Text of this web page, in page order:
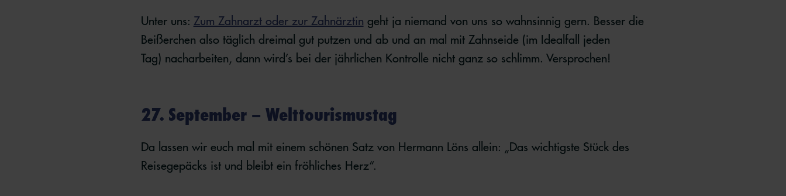
Unter uns: Zum Zahnarzt oder zur Zahnärztin geht ja niemand von uns so wahnsinnig gern. Besser die
Beißerchen also täglich dreimal gut putzen und ab und an mal mit Zahnseide (im Idealfall jeden
Tag) nacharbeiten, dann wird’s bei der jährlichen Kontrolle nicht ganz so schlimm. Versprochen!
27. September – Welttourismustag
Da lassen wir euch mal mit einem schönen Satz von Hermann Löns allein: „Das wichtigste Stück des
Reisegepäcks ist und bleibt ein fröhliches Herz“.